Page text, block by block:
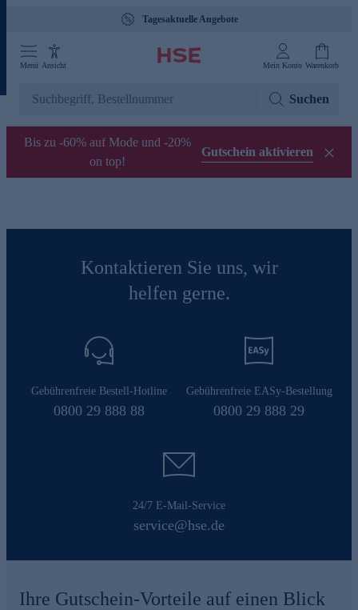
Tagesaktuelle Angebote
Menü Ansicht Mein Konto Warenkorb
Suchen
Bis zu -60% auf Mode und -20%
on top!
Gutschein aktivieren
Kontaktieren Sie uns, wir
helfen gerne.
Gebührenfreie Bestell-Hotline
0800 29 888 88
Gebührenfreie EASy-Bestellung
0800 29 888 29
24/7 E-Mail-Service
service@hse.de
Ihre Gutschein-Vorteile auf einen Blick